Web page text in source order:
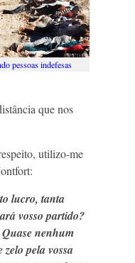
pessoas indefesas
que nos
utilizo-me
lucro, tanta
vosso partido?
nenhum
pela vossa